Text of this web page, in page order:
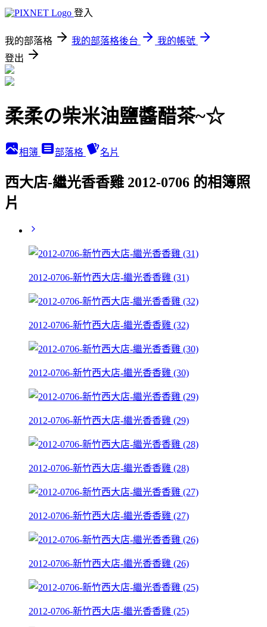
登入
我的部落格 我的部落格後台
我的帳號
登出
柔柔の柴米油鹽醬醋茶~☆
相簿 部落格 名片
西大店-繼光香香雞 2012-0706 的相簿照
片
2012-0706-新竹西大店-繼光香香雞 (31)
2012-0706-新竹西大店-繼光香香雞 (32)
2012-0706-新竹西大店-繼光香香雞 (30)
2012-0706-新竹西大店-繼光香香雞 (29)
2012-0706-新竹西大店-繼光香香雞 (28)
2012-0706-新竹西大店-繼光香香雞 (27)
2012-0706-新竹西大店-繼光香香雞 (26)
2012-0706-新竹西大店-繼光香香雞 (25)